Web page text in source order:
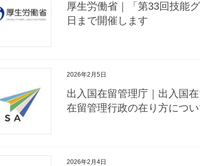
厚生労働省｜「第33回技能
日まで開催します
2026年2月5日
出入国在留管理庁｜出入国
在留管理行政の在り方につい
2026年2月4日